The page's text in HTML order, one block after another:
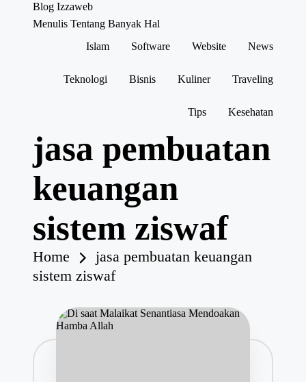
Blog Izzaweb
Menulis Tentang Banyak Hal
Islam
Software Website News
Teknologi Bisnis Kuliner Traveling
Tips Kesehatan
jasa pembuatan
keuangan
sistem ziswaf
Home
jasa pembuatan keuangan
sistem ziswaf